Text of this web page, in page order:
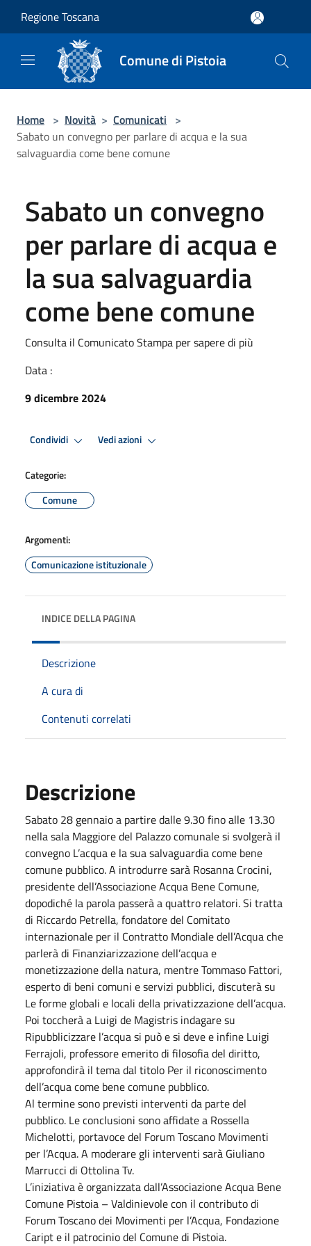
Regione Toscana
Comune di Pistoia
Home > Novità > Comunicati >
Sabato un convegno per parlare di acqua e la sua
salvaguardia come bene comune
Sabato un convegno
per parlare di acqua e
la sua salvaguardia
come bene comune
Consulta il Comunicato Stampa per sapere di più
Data :
9 dicembre 2024
Condividi Vedi azioni
Categorie:
Comune
Argomenti:
Comunicazione istituzionale
INDICE DELLA PAGINA
Descrizione
A cura di
Contenuti correlati
Descrizione
Sabato 28 gennaio a partire dalle 9.30 fino alle 13.30
nella sala Maggiore del Palazzo comunale si svolgerà il
convegno L’acqua e la sua salvaguardia come bene
comune pubblico. A introdurre sarà Rosanna Crocini,
presidente dell’Associazione Acqua Bene Comune,
dopodiché la parola passerà a quattro relatori. Si tratta
di Riccardo Petrella, fondatore del Comitato
internazionale per il Contratto Mondiale dell’Acqua che
parlerà di Finanziarizzazione dell’acqua e
monetizzazione della natura, mentre Tommaso Fattori,
esperto di beni comuni e servizi pubblici, discuterà su
Le forme globali e locali della privatizzazione dell’acqua.
Poi toccherà a Luigi de Magistris indagare su
Ripubblicizzare l’acqua si può e si deve e infine Luigi
Ferrajoli, professore emerito di filosofia del diritto,
approfondirà il tema dal titolo Per il riconoscimento
dell’acqua come bene comune pubblico.
Al termine sono previsti interventi da parte del
pubblico. Le conclusioni sono affidate a Rossella
Michelotti, portavoce del Forum Toscano Movimenti
per l’Acqua. A moderare gli interventi sarà Giuliano
Marrucci di Ottolina Tv.
L’iniziativa è organizzata dall’Associazione Acqua Bene
Comune Pistoia – Valdinievole con il contributo di
Forum Toscano dei Movimenti per l’Acqua, Fondazione
Caript e il patrocinio del Comune di Pistoia.